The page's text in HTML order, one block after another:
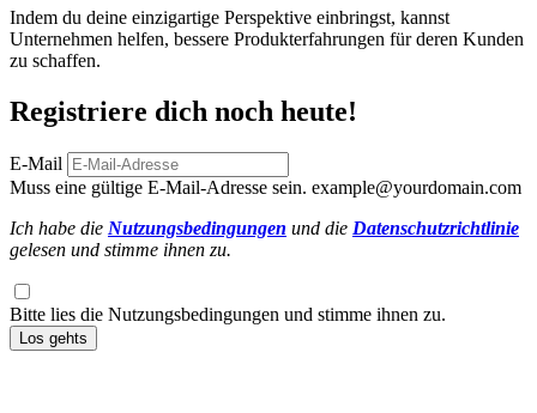
Indem du deine einzigartige Perspektive einbringst, kannst
Unternehmen helfen, bessere Produkterfahrungen für deren Kunden
zu schaffen.
Registriere dich noch heute!
E-Mail
Muss eine gültige E-Mail-Adresse sein. example@yourdomain.com
Ich habe die Nutzungsbedingungen und die Datenschutzrichtlinie
gelesen und stimme ihnen zu.
Bitte lies die Nutzungsbedingungen und stimme ihnen zu.
Los gehts